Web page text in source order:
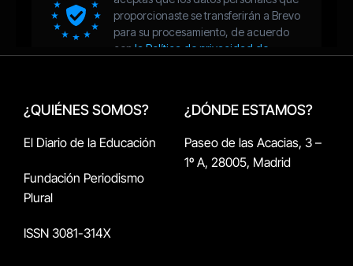
¿QUIÉNES SOMOS?
El Diario de la Educación
Fundación Periodismo
Plural
ISSN 3081-314X
¿DÓNDE ESTAMOS?
Paseo de las Acacias, 3 –
1º A, 28005, Madrid